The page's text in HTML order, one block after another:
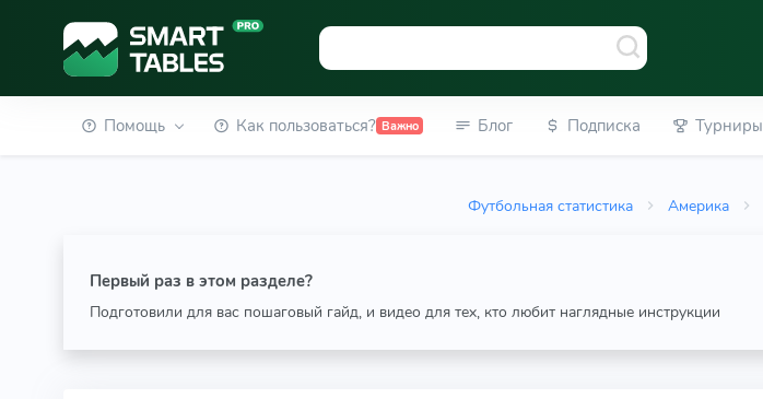
Помощь Как пользоваться? Важно Блог Подписка Турниры
Футбольная статистика Америка
Первый раз в этом разделе?
Подготовили для вас пошаговый гайд, и видео для тех, кто любит наглядные инструкции